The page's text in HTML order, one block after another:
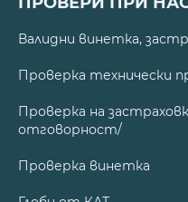
Валидни винетка,
Проверка технически
Проверка на
отговорност/
Проверка винетка